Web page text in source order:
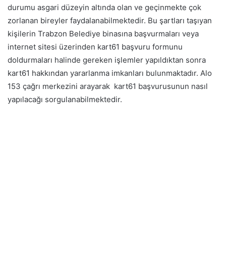
durumu asgari düzeyin altında olan ve geçinmekte çok
zorlanan bireyler faydalanabilmektedir. Bu şartları taşıyan
kişilerin Trabzon Belediye binasına başvurmaları veya
internet sitesi üzerinden kart61 başvuru formunu
doldurmaları halinde gereken işlemler yapıldıktan sonra
kart61 hakkından yararlanma imkanları bulunmaktadır. Alo
153 çağrı merkezini arayarak kart61 başvurusunun nasıl
yapılacağı sorgulanabilmektedir.